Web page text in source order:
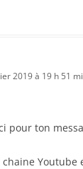
2019 à 19 h 51
pour ton
chaine